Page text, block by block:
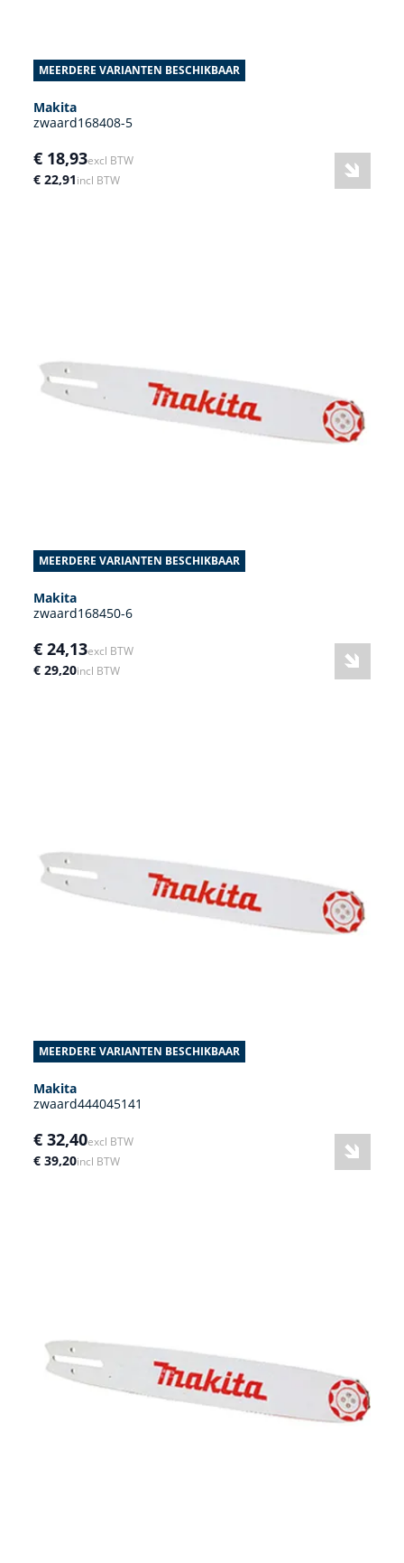
MEERDERE VARIANTEN BESCHIKBAAR
Makita
zwaard168408-5
€ 18,93excl BTW
€ 22,91incl BTW
MEERDERE VARIANTEN BESCHIKBAAR
Makita
zwaard168450-6
€ 24,13excl BTW
€ 29,20incl BTW
MEERDERE VARIANTEN BESCHIKBAAR
Makita
zwaard444045141
€ 32,40excl BTW
€ 39,20incl BTW